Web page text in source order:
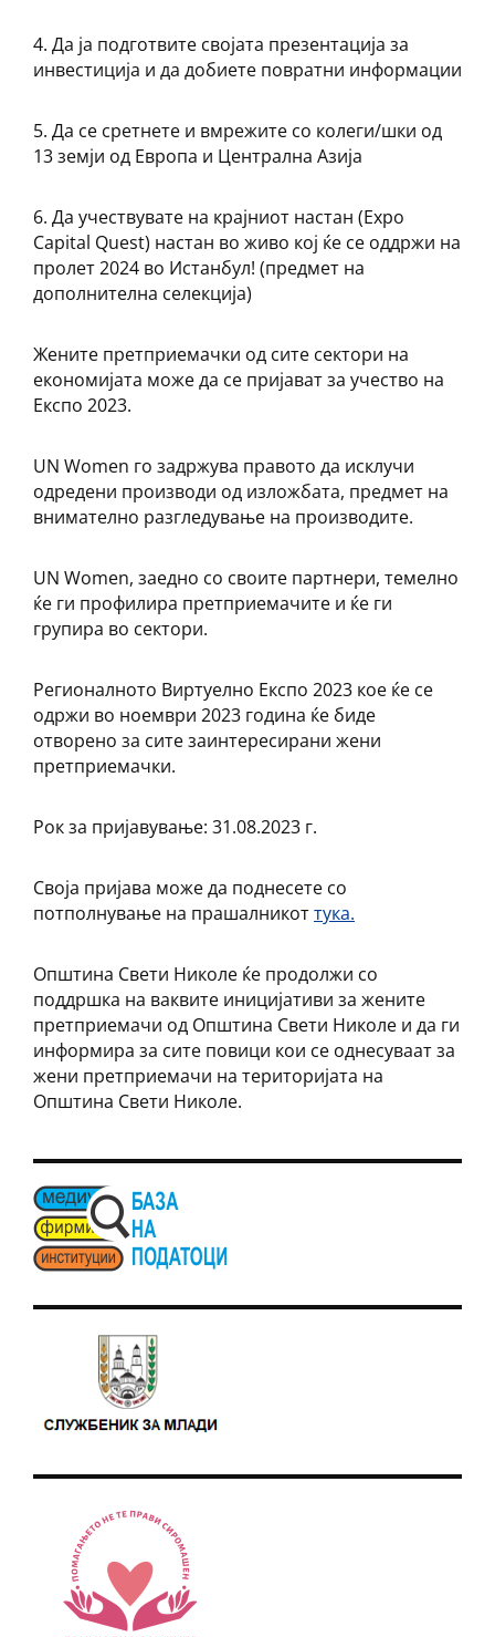
4. Да ја подготвите својата презентација за
инвестиција и да добиете повратни информации
5. Да се сретнете и вмрежите со колеги/шки од
13 земји од Европа и Централна Азија
6. Да учествувате на крајниот настан (Expo
Capital Quest) настан во живо кој ќе се оддржи на
пролет 2024 во Истанбул! (предмет на
дополнителна селекција)
Жените претприемачки од сите сектори на
економијата може да се пријават за учество на
Експо 2023.
UN Women го задржува правото да исклучи
одредени производи од изложбата, предмет на
внимателно разгледување на производите.
UN Women, заедно со своите партнери, темелно
ќе ги профилира претприемачите и ќе ги
групира во сектори.
Регионалното Виртуелно Експо 2023 кое ќе се
одржи во ноември 2023 година ќе биде
отворено за сите заинтересирани жени
претприемачки.
Рок за пријавување: 31.08.2023 г.
Своја пријава може да поднесете со
потполнување на прашалникоттука.
Општина Свети Николе ќе продолжи со
поддршка на ваквите иницијативи за жените
претприемачи од Општина Свети Николе и да ги
информира за сите повици кои се однесуваат за
жени претприемачи на теритoријата на
Општина Свети Николе.